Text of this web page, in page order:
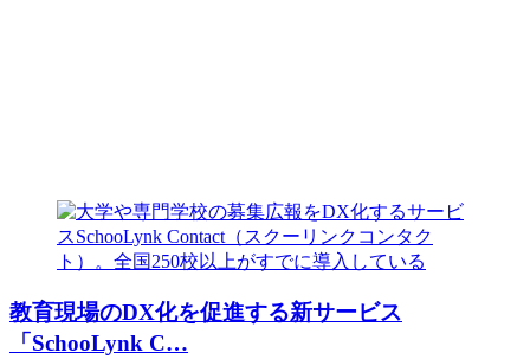
教育現場のDX化を促進する新サービス
「SchooLynk C…